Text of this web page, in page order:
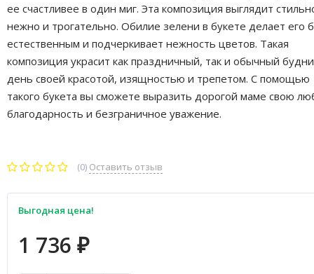
ее счастливее в один миг. Эта композиция выглядит
нежно и трогательно. Обилие зелени в букете делает его
естественным и подчеркивает нежность цветов. Такая
композиция украсит как праздничный, так и обычный
день своей красотой, изящностью и трепетом. С помощью
такого букета вы сможете выразить дорогой маме свою
благодарность и безграничное уважение.
(0) Оставить отзыв
Выгодная цена!
1 736 ₽